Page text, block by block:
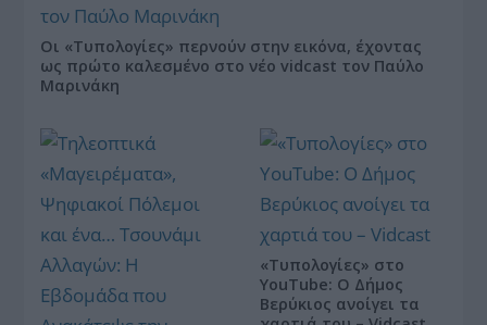
Οι «Τυπολογίες» περνούν στην εικόνα, έχοντας
ως πρώτο καλεσμένο στο νέο vidcast τον Παύλο
Μαρινάκη
«Τυπολογίες» στο
YouTube: Ο Δήμος
Βερύκιος ανοίγει τα